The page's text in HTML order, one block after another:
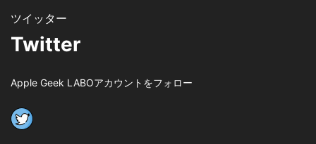
Twitter
Apple Geek LABOアカウントをフォロー